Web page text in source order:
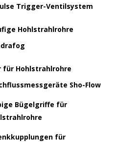
Trigger-Ventilsystem
Hohlstrahlrohre
für Hohlstrahlrohre
Sho-Flow
Bügelgriffe für
für